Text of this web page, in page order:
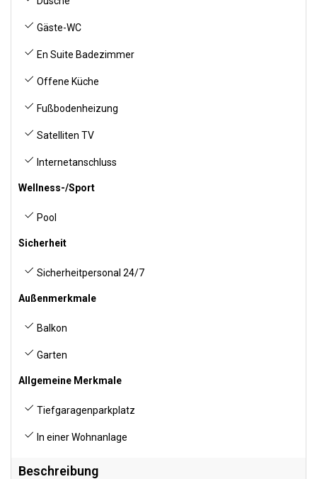
Gäste-WC
En Suite Badezimmer
Offene Küche
Fußbodenheizung
Satelliten TV
Internetanschluss
Wellness-/Sport
Pool
Sicherheit
Sicherheitpersonal 24/7
Außenmerkmale
Balkon
Garten
Allgemeine Merkmale
Tiefgaragenparkplatz
In einer Wohnanlage
Beschreibung